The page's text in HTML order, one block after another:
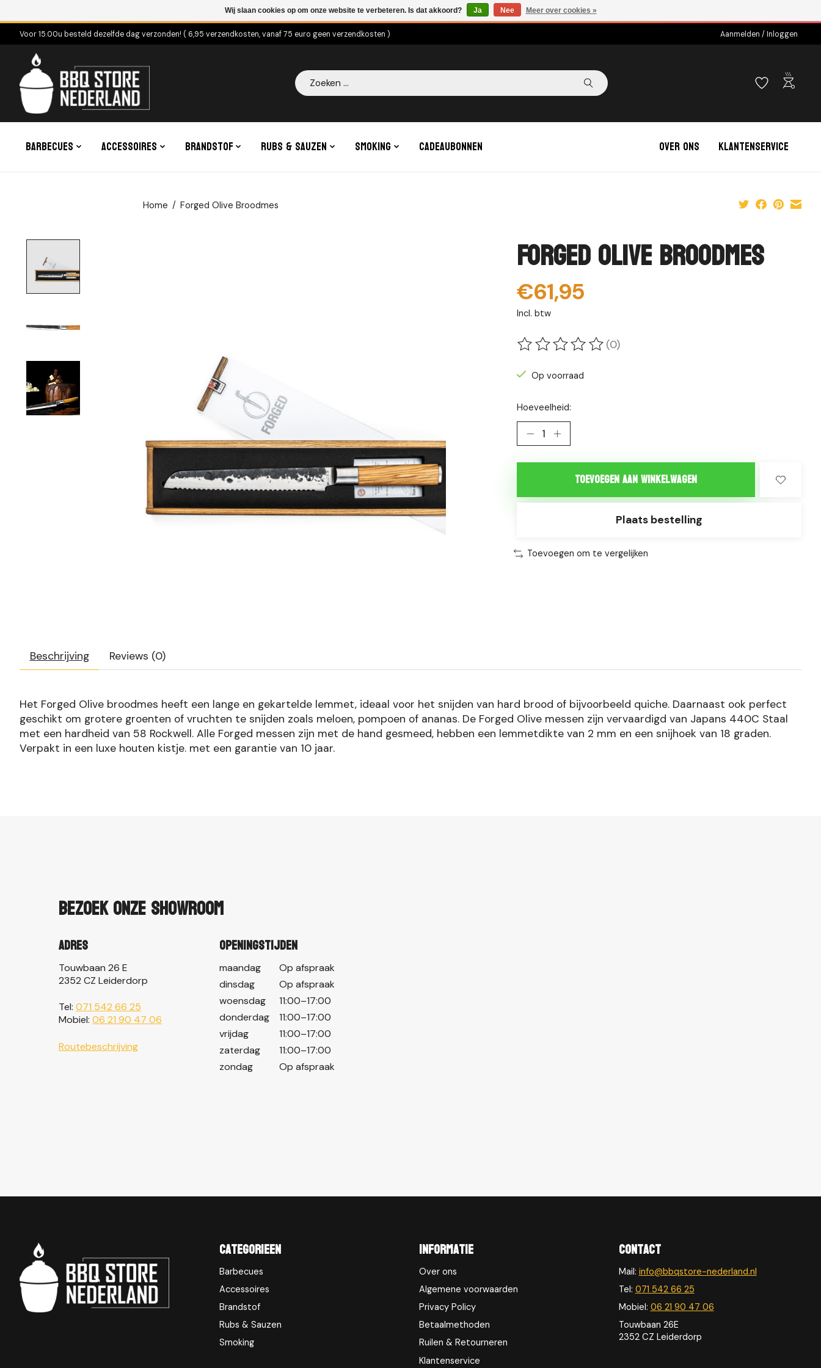
Voor 15.00u besteld dezelfde dag verzonden! ( 6,95 verzendkosten, vanaf 75 euro geen verzendkosten ) Aanmelden / Inloggen
Zoeken outdoor_grill
Barbecues Accessoires Brandstof Rubs & Sauzen Smoking Cadeaubonnen Over ons Klantenservice
Home / Forged Olive Broodmes
Forged Olive Broodmes
€61,95
Incl. btw
De beoordeling van dit product is
(0)
Op voorraad
Hoeveelheid:
Toevoegen aan winkelwagen
Plaats bestelling
Toevoegen om te vergelijken
Beschrijving Reviews (0)
Het Forged Olive broodmes heeft een lange en gekartelde lemmet, ideaal voor het snijden van hard brood of bijvoorbeeld quiche. Daarnaast ook perfect
geschikt om grotere groenten of vruchten te snijden zoals meloen, pompoen of ananas. De Forged Olive messen zijn vervaardigd van Japans 440C Staal
met een hardheid van 58 Rockwell. Alle Forged messen zijn met de hand gesmeed, hebben een lemmetdikte van 2 mm en een snijhoek van 18 graden.
Verpakt in een luxe houten kistje. met een garantie van 10 jaar.
Bezoek onze showroom
Adres
Touwbaan 26 E
2352 CZ Leiderdorp
Tel: 071 542 66 25
Mobiel: 06 21 90 47 06
Routebeschrijving
Openingstijden
maandag
Op afspraak
dinsdag
Op afspraak
woensdag
11:00–17:00
donderdag
11:00–17:00
vrijdag
11:00–17:00
zaterdag
11:00–17:00
zondag
Op afspraak
Categorieen
Barbecues
Accessoires
Brandstof
Rubs & Sauzen
Smoking
Informatie
Over ons
Algemene voorwaarden
Privacy Policy
Betaalmethoden
Ruilen & Retourneren
Klantenservice
Contact
Mail: info@bbqstore-nederland.nl
Tel: 071 542 66 25
Mobiel: 06 21 90 47 06
Touwbaan 26E
2352 CZ Leiderdorp
Wij slaan cookies op om onze website te verbeteren. Is dat akkoord? Ja Nee Meer over cookies »